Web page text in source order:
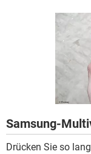
Samsung-
Drücken Sie so